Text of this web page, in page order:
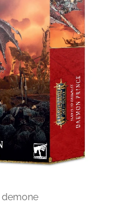
demone